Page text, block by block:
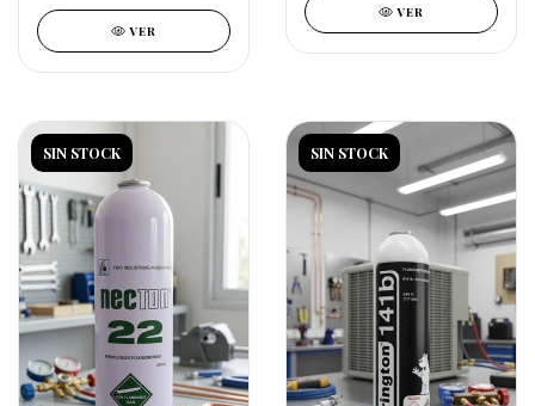
VER
VER
SIN STOCK SIN STOCK